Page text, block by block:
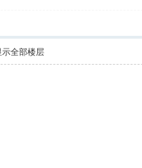
示全部楼层